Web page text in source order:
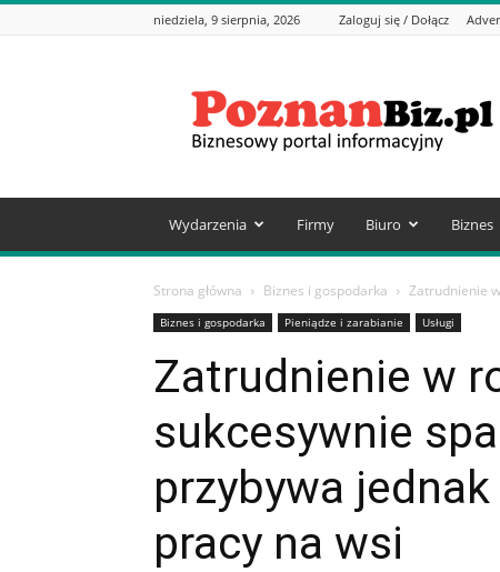
niedziela, 9 sierpnia, 2026 Zaloguj się / Dołącz
–
Informacje
biznesowe
Wydarzenia Firmy Biuro Biznes
Strona główna Biznes i gospodarka Zatrudnienie
Biznes i gospodarka Pieniądze i zarabianie Usługi
Zatrudnienie w
sukcesywnie
przybywa
pracy na wsi